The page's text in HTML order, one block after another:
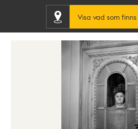
Visa vad som